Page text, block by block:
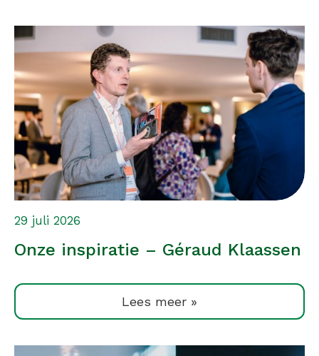
Onze inspiratie – Géraud Klaassen
29 juli 2026
Lees meer »